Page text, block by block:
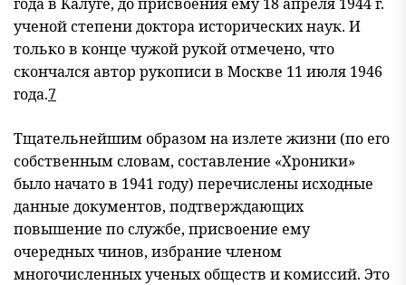
ученой степени доктора исторических наук. И
только в конце чужой рукой отмечено, что
скончался автор рукописи в Москве 11 июля 1946
года.7
Тщательнейшим образом на излете жизни (по его
собственным словам, составление «Хроники»
было начато в 1941 году) перечислены исходные
данные документов, подтверждающих
повышение по службе, присвоение ему
очередных чинов, избрание членом
многочисленных ученых обществ и комиссий. Это